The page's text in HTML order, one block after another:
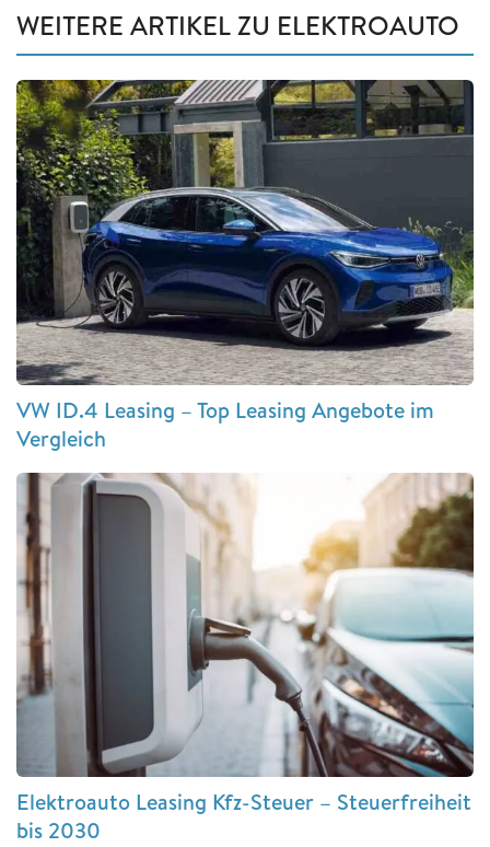
WEITERE ARTIKEL ZU ELEKTROAUTO
VW ID.4 Leasing – Top Leasing Angebote im
Vergleich
Elektroauto Leasing Kfz-Steuer – Steuerfreiheit
bis 2030